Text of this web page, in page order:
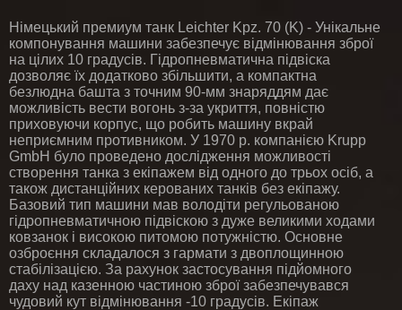
Німецький премиум танк Leichter Kpz. 70 (K) - Унікальне
компонування машини забезпечує відмінювання зброї
на цілих 10 градусів. Гідропневматична підвіска
дозволяє їх додатково збільшити, а компактна
безлюдна башта з точним 90-мм знаряддям дає
можливість вести вогонь з-за укриття, повністю
приховуючи корпус, що робить машину вкрай
неприємним противником. У 1970 р. компанією Krupp
GmbH було проведено дослідження можливості
створення танка з екіпажем від одного до трьох осіб, а
також дистанційних керованих танків без екіпажу.
Базовий тип машини мав володіти регульованою
гідропневматичною підвіскою з дуже великими ходами
ковзанок і високою питомою потужністю. Основне
озброєння складалося з гармати з двоплощинною
стабілізацією. За рахунок застосування підйомного
даху над казенною частиною зброї забезпечувався
чудовий кут відмінювання -10 градусів. Екіпаж